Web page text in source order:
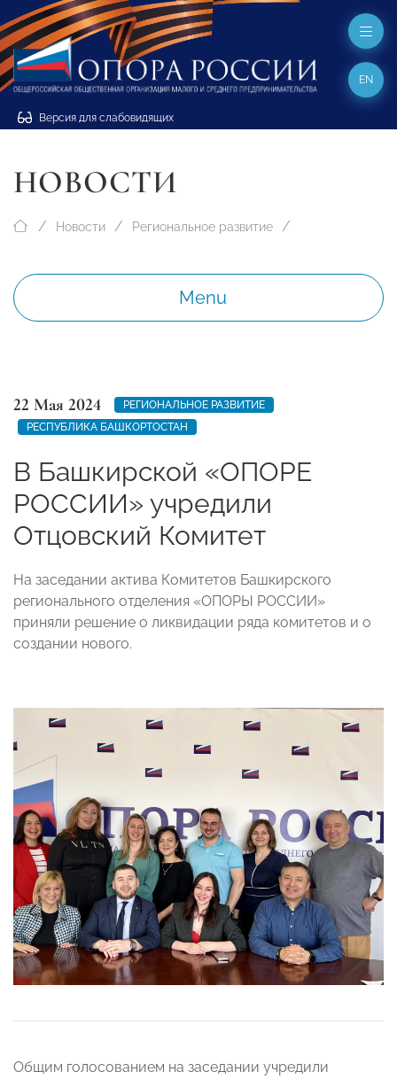
Версия для слабовидящих
EN
НОВОСТИ
Новости Региональное развитие
Menu
22 Мая 2024
РЕГИОНАЛЬНОЕ РАЗВИТИЕ
РЕСПУБЛИКА БАШКОРТОСТАН
В Башкирской «ОПОРЕ
РОССИИ» учредили
Отцовский Комитет
На заседании актива Комитетов Башкирского
регионального отделения «ОПОРЫ РОССИИ»
приняли решение о ликвидации ряда комитетов и о
создании нового.
Общим голосованием на заседании учредили